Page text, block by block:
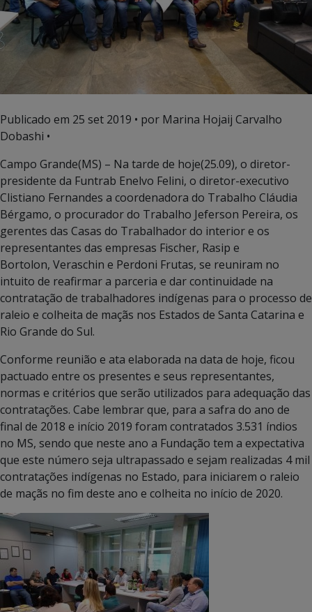
Publicado em 25 set 2019 • por Marina Hojaij Carvalho
Dobashi •
Campo Grande(MS) – Na tarde de hoje(25.09), o diretor-
presidente da Funtrab Enelvo Felini, o diretor-executivo
Clistiano Fernandes a coordenadora do Trabalho Cláudia
Bérgamo, o procurador do Trabalho Jeferson Pereira, os
gerentes das Casas do Trabalhador do interior e os
representantes das empresas Fischer, Rasip e
Bortolon, Veraschin e Perdoni Frutas, se reuniram no
intuito de reafirmar a parceria e dar continuidade na
contratação de trabalhadores indígenas para o processo de
raleio e colheita de maçãs nos Estados de Santa Catarina e
Rio Grande do Sul.
Conforme reunião e ata elaborada na data de hoje, ficou
pactuado entre os presentes e seus representantes,
normas e critérios que serão utilizados para adequação das
contratações. Cabe lembrar que, para a safra do ano de
final de 2018 e início 2019 foram contratados 3.531 índios
no MS, sendo que neste ano a Fundação tem a expectativa
que este número seja ultrapassado e sejam realizadas 4 mil
contratações indígenas no Estado, para iniciarem o raleio
de maçãs no fim deste ano e colheita no início de 2020.